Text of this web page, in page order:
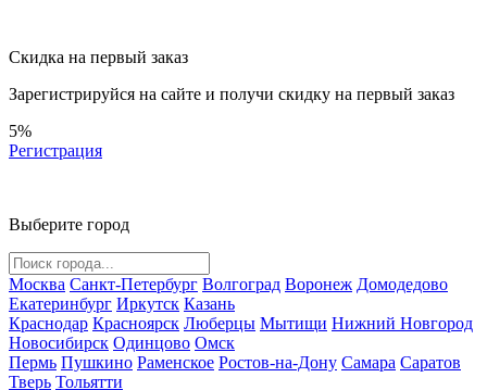
Скидка на первый заказ
Зарегистрируйся на сайте и получи скидку на первый заказ
5%
Регистрация
Выберите город
Москва Санкт-Петербург Волгоград Воронеж Домодедово
Екатеринбург Иркутск Казань
Краснодар Красноярск Люберцы Мытищи Нижний Новгород
Новосибирск Одинцово Омск
Пермь Пушкино Раменское Ростов-на-Дону Самара Саратов
Тверь Тольятти